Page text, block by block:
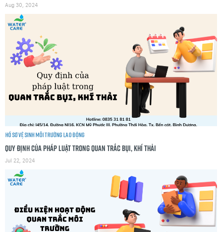
Aug 30, 2024
Hồ sơ vệ sinh môi trường lao động
Quy định của pháp luật trong quan trắc bụi, khí thải
Jul 22, 2024